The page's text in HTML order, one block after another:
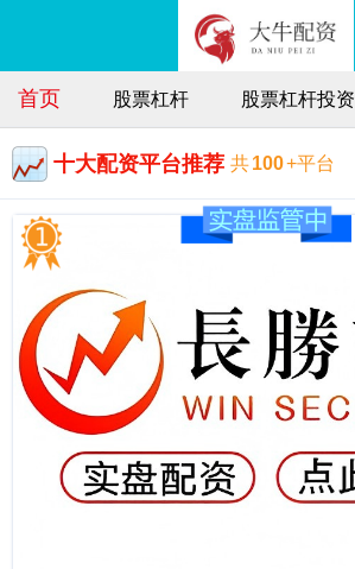
首页 股票杠杆 股票杠杆投资
十大配资平台推荐 共100+平台